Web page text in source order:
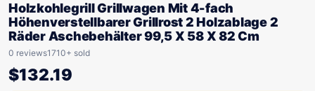
Holzkohlegrill Grillwagen Mit 4-fach
Höhenverstellbarer Grillrost 2 Holzablage 2
Räder Aschebehälter 99,5 X 58 X 82 Cm
0 reviews1710+ sold
$132.19